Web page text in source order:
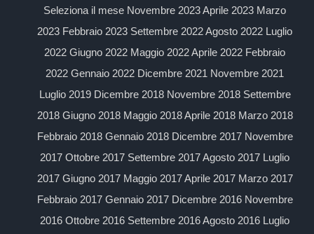
Seleziona il mese Novembre 2023 Aprile 2023 Marzo
2023 Febbraio 2023 Settembre 2022 Agosto 2022 Luglio
2022 Giugno 2022 Maggio 2022 Aprile 2022 Febbraio
2022 Gennaio 2022 Dicembre 2021 Novembre 2021
Luglio 2019 Dicembre 2018 Novembre 2018 Settembre
2018 Giugno 2018 Maggio 2018 Aprile 2018 Marzo 2018
Febbraio 2018 Gennaio 2018 Dicembre 2017 Novembre
2017 Ottobre 2017 Settembre 2017 Agosto 2017 Luglio
2017 Giugno 2017 Maggio 2017 Aprile 2017 Marzo 2017
Febbraio 2017 Gennaio 2017 Dicembre 2016 Novembre
2016 Ottobre 2016 Settembre 2016 Agosto 2016 Luglio